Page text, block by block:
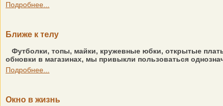
Подробнее...
Ближе к телу
Футболки, топы, майки, кружевные юбки, открытые
обновки в магазинах, мы привыкли пользоваться
Подробнее...
Окно в жизнь